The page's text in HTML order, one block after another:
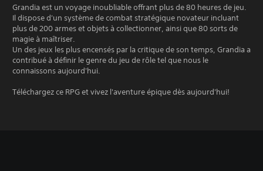
Grandia est un voyage inoubliable offrant plus de 80 heures de jeu.
Il dispose d'un système de combat stratégique novateur incluant
plus de 200 armes et objets à collectionner, ainsi que 80 sorts de
magie à maîtriser.
Un des jeux les plus encensés par la critique de son temps, Grandia a
contribué à définir le genre du jeu de rôle tel que nous le
connaissons aujourd'hui.
Téléchargez ce RPG et vivez l'aventure épique dès aujourd'hui!